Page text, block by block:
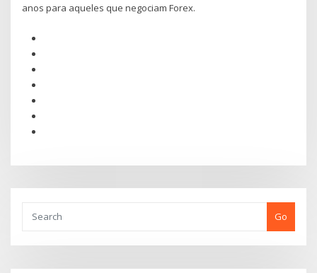
anos para aqueles que negociam Forex.
Go